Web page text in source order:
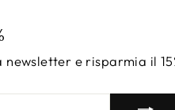
e risparmia il